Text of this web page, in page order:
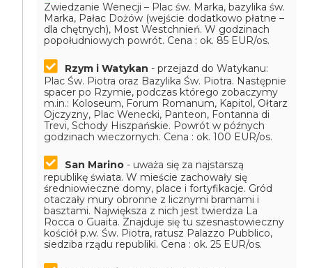
Zwiedzanie Wenecji – Plac św. Marka, bazylika św.
Marka, Pałac Dożów (wejście dodatkowo płatne –
dla chętnych), Most Westchnień. W godzinach
popołudniowych powrót. Cena : ok. 85 EUR/os.
Rzym i Watykan- przejazd do Watykanu:
Plac Św. Piotra oraz Bazylika Św. Piotra. Następnie
spacer po Rzymie, podczas którego zobaczymy
m.in.: Koloseum, Forum Romanum, Kapitol, Ołtarz
Ojczyzny, Plac Wenecki, Panteon, Fontanna di
Trevi, Schody Hiszpańskie. Powrót w późnych
godzinach wieczornych. Cena : ok. 100 EUR/os.
San Marino - uważa się za najstarszą
republikę świata. W mieście zachowały się
średniowieczne domy, place i fortyfikacje. Gród
otaczały mury obronne z licznymi bramami i
basztami. Największa z nich jest twierdza La
Rocca o Guaita. Znajduje się tu szesnastowieczny
kościół p.w. Św. Piotra, ratusz Palazzo Pubblico,
siedziba rządu republiki. Cena : ok. 25 EUR/os.